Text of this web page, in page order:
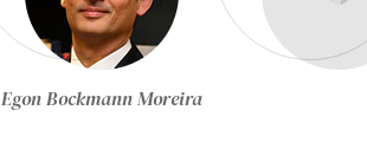
Equipe Técnica da Zênite